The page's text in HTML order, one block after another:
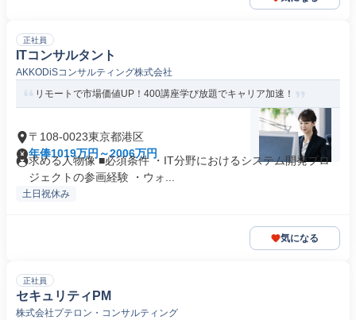
正社員
ITコンサルタント
AKKODiSコンサルティング株式会社
リモートで市場価値UP！400講座学び放題でキャリア加速！
〒108-0023東京都港区
年俸1019万円～2006万円
求める人物像 ■必須条件 ・IT分野におけるシステム開発プロ
ジェクトの参画経験 ・ウォ...
土日祝休み
気になる
正社員
セキュリティPM
株式会社プテロン・コンサルティング